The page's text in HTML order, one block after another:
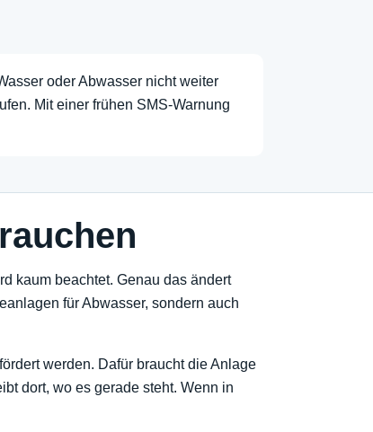
oder Abwasser nicht weiter
Mit einer frühen SMS-Warnung
kaum beachtet. Genau das ändert
für Abwasser, sondern auch
werden. Dafür braucht die Anlage
dort, wo es gerade steht. Wenn in